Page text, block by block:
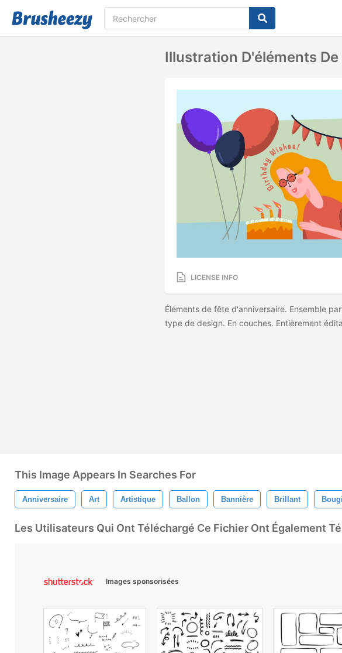
Illustration D'éléments
LICENSE INFO
Éléments de fête d'anniversaire. Ensemble
type de design. En couches. Entièrement
This Image Appears In Searches For
Anniversaire Art Artistique Ballon Bannière Brillant
Les Utilisateurs Qui Ont Téléchargé Ce Fichier Ont Également
Images sponsorisées